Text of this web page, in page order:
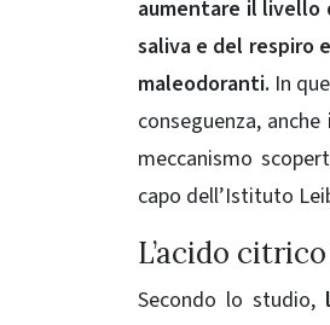
aumentare il livello
saliva e del respiro
maleodoranti. In
conseguenza,
meccanismo
capo dell’Istituto
L’acido
Secondo lo studio,